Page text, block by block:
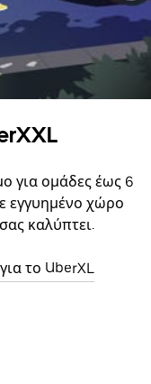
για ομάδες έως 6
εγγυημένο χώρο
καλύπτει.
το UberXL